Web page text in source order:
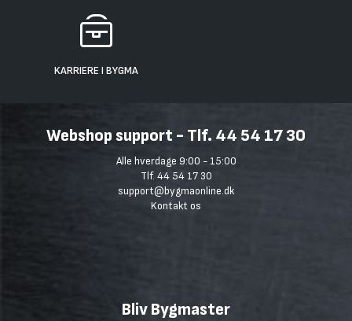
KARRIERE I BYGMA
Webshop support - Tlf. 44 54 17 30
Alle hverdage 9:00 - 15:00
Tlf. 44 54 17 30
support@bygmaonline.dk
Kontakt os
Bliv Bygmaster